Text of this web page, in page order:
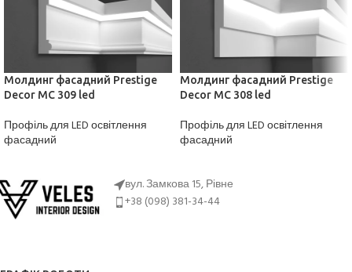
Молдинг фасадний Prestige
Decor MC 309 led
Профіль для LED освітлення
фасадний
Молдинг фасадний Prestige
Decor MC 308 led
Профіль для LED освітлення
фасадний
вул. Замкова 15, Рівне
+38 (098) 381-34-44